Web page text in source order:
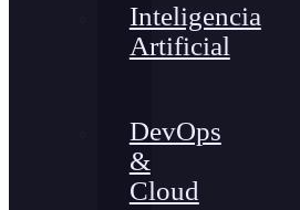
Inteligencia
Artificial
DevOps
&
Cloud